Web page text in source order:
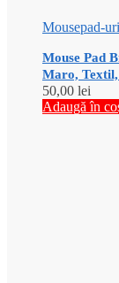
Mousepad-uri
Mouse Pad
Maro,
50,00 lei
Adaugă în